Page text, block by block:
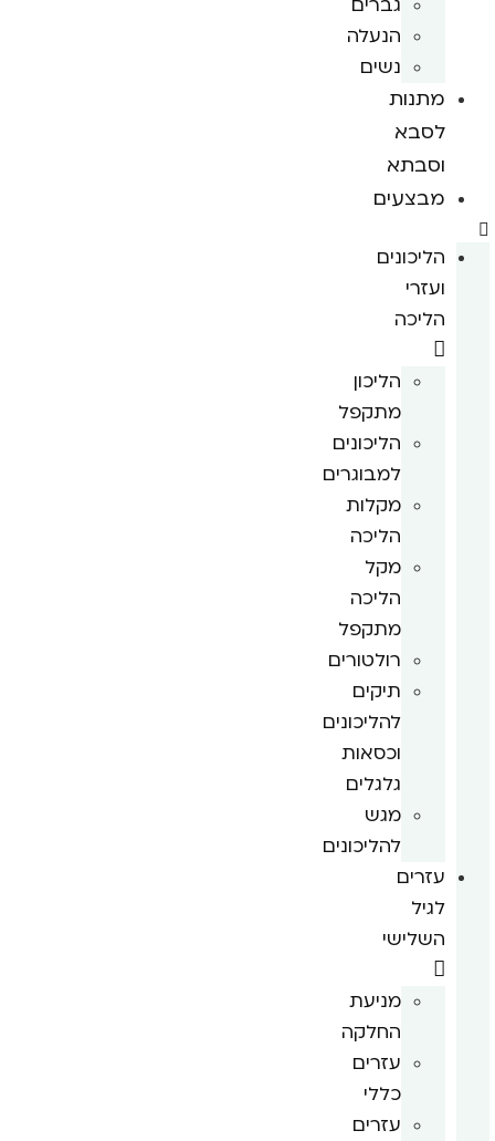
הנעלה
נשים
מתנות
לסבא
וסבתא
מבצעים
הליכונים
ועזרי
הליכה
הליכון
מתקפל
הליכונים
למבוגרים
מקלות
הליכה
מקל
הליכה
מתקפל
רולטורים
תיקים
להליכונים
וכסאות
גלגלים
מגש
להליכונים
עזרים
לגיל
השלישי
מניעת
החלקה
עזרים
כללי
עזרים